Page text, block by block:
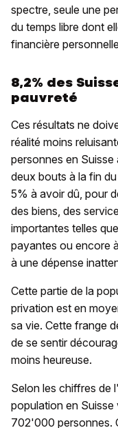
spectre, seule une
du temps libre dont
financière
8,2% des
pauvreté
Ces résultats ne
réalité moins
personnes en
deux bouts à la fin
5% à avoir dû, pour
des biens, des
importantes telles
payantes ou encore
à une dépense
Cette partie de la
privation est en
sa vie. Cette frange
de se sentir
moins heureuse.
Selon les chiffres de
population en Suisse
702'000 personnes.